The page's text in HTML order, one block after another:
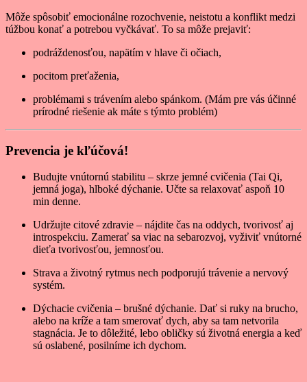
Môže spôsobiť emocionálne rozochvenie, neistotu a konflikt medzi
túžbou konať a potrebou vyčkávať. To sa môže prejaviť:
podráždenosťou, napätím v hlave či očiach,
pocitom preťaženia,
problémami s trávením alebo spánkom. (Mám pre vás účinné
prírodné riešenie ak máte s týmto problém)
Prevencia je kľúčová!
Budujte vnútornú stabilitu – skrze jemné cvičenia (Tai Qi,
jemná joga), hlboké dýchanie. Učte sa relaxovať aspoň 10
min denne.
Udržujte citové zdravie – nájdite čas na oddych, tvorivosť aj
introspekciu. Zamerať sa viac na sebarozvoj, vyživiť vnútorné
dieťa tvorivosťou, jemnosťou.
Strava a životný rytmus nech podporujú trávenie a nervový
systém.
Dýchacie cvičenia – brušné dýchanie. Dať si ruky na brucho,
alebo na kríže a tam smerovať dych, aby sa tam netvorila
stagnácia. Je to dôležité, lebo obličky sú životná energia a keď
sú oslabené, posilníme ich dychom.